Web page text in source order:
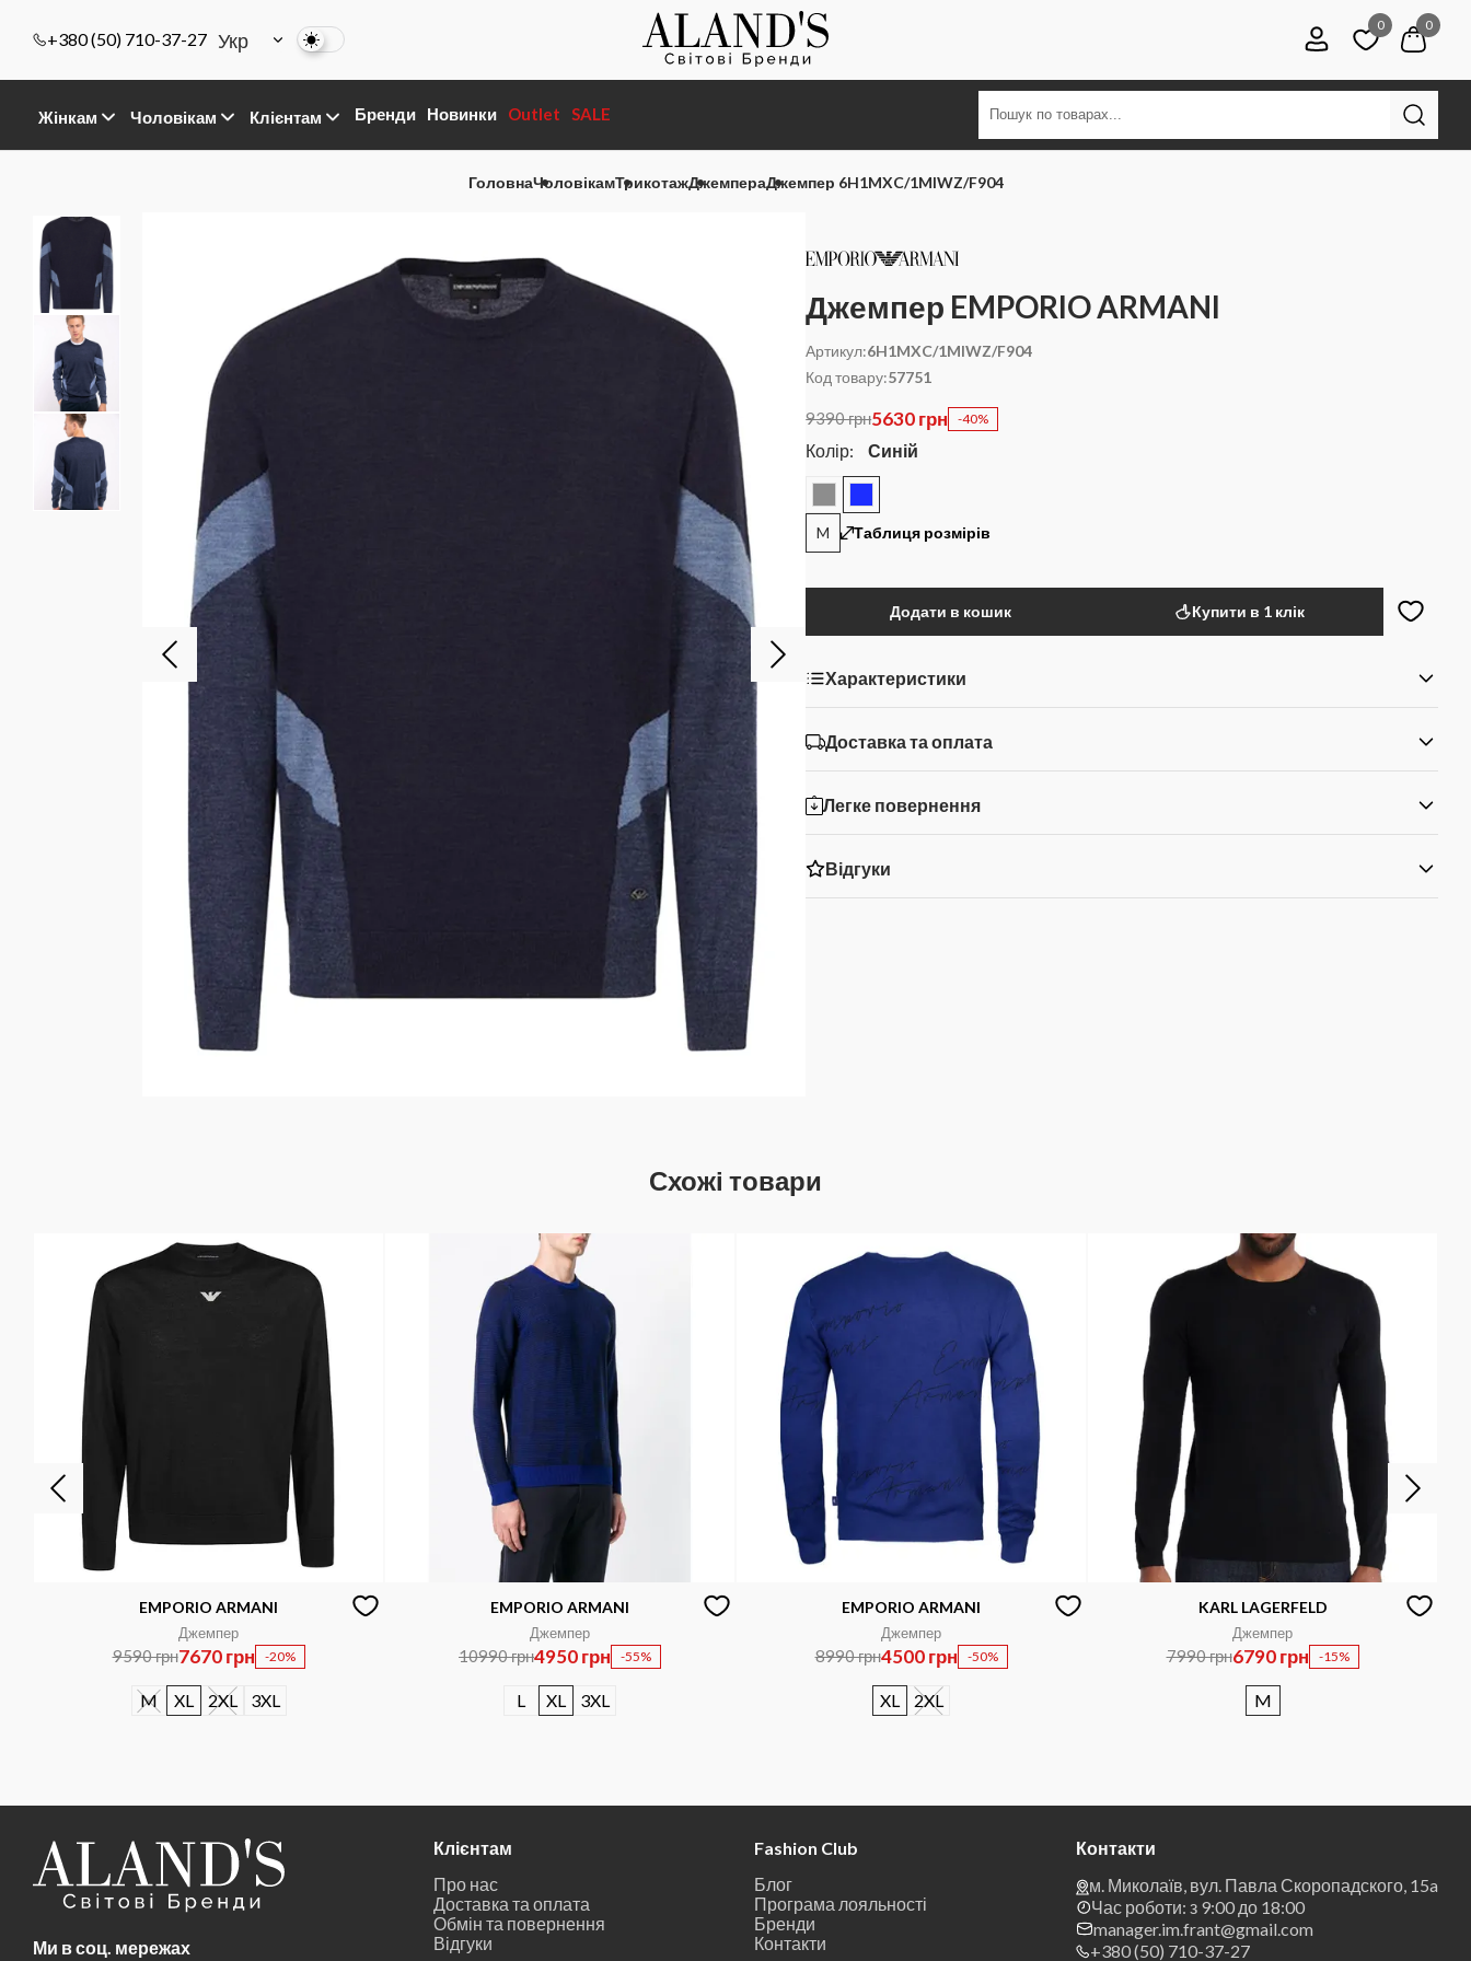
+380 (50) 710-37-27 Укр
0 0
Жінкам Чоловікам Клієнтам Бренди Новинки Outlet SALE
ГоловнаЧоловікамТрикотажДжемпераДжемпер 6H1MXC/1MIWZ/F904
Джемпер EMPORIO ARMANI
Артикул:6H1MXC/1MIWZ/F904
Код товару:57751
9390 грн5630 грн -40%
Колір: Синій
M Таблиця розмірів
Додати в кошик Купити в 1 клік
Характеристики
Доставка та оплата
Легке повернення
Відгуки
Схожі товари
EMPORIO ARMANI
Джемпер
9590 грн7670 грн -20%
M XL 2XL 3XL
EMPORIO ARMANI
Джемпер
10990 грн4950 грн -55%
L XL 3XL
EMPORIO ARMANI
Джемпер
8990 грн4500 грн -50%
XL 2XL
KARL LAGERFELD
Джемпер
7990 грн6790 грн -15%
M
Ми в соц. мережах
Клієнтам
Про нас
Доставка та оплата
Обмін та повернення
Відгуки
Fashion Club
Блог
Програма лояльності
Бренди
Контакти
Контакти
м. Миколаїв, вул. Павла Скоропадского, 15a
Час роботи: з 9:00 до 18:00
manager.im.frant@gmail.com
+380 (50) 710-37-27